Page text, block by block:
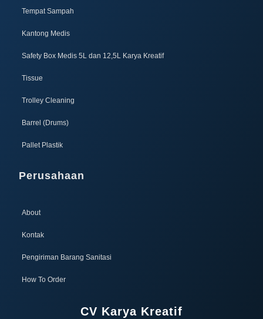
Tempat Sampah
Kantong Medis
Safety Box Medis 5L dan 12,5L Karya Kreatif​
Tissue
Trolley Cleaning
Barrel (Drums)
Pallet Plastik
Perusahaan
About
Kontak
Pengiriman Barang Sanitasi
How To Order
CV Karya Kreatif